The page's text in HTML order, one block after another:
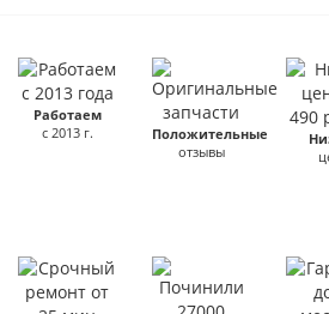
Работаем
с 2013 г.
Положительные
отзывы